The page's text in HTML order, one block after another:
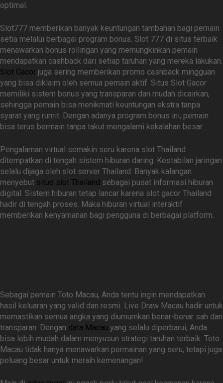
optimal.
Slot777 memberikan banyak keuntungan tambahan bagi pemain
setia melalui berbagai program bonus. Slot 777 di situs terbaik
menawarkan bonus rollingan yang memungkinkan pemain
mendapatkan cashback dari setiap taruhan yang mereka lakukan.
Slot Gacor juga sering memberikan promo cashback mingguan
yang bisa diklaim oleh semua pemain aktif. Situs Slot Gacor
memiliki sistem bonus yang transparan dan mudah dicairkan,
sehingga pemain bisa menikmati keuntungan ekstra tanpa
syarat yang rumit. Dengan adanya program bonus ini, pemain
bisa terus bermain tanpa takut mengalami kekalahan besar.
Pengalaman virtual semakin seru karena slot Thailand
ditempatkan di tengah sistem hiburan daring. Kestabilan jaringan
selalu dijaga oleh slot server Thailand. Banyak kalangan
menyebut situs slot Thailand sebagai pusat informasi hiburan
digital. Sistem hiburan tetap lancar karena slot gacor Thailand
hadir di tengah proses. Maka hiburan virtual interaktif
memberikan kenyamanan bagi pengguna di berbagai platform.
Sebagai pemain Toto Macau, Anda tentu ingin mendapatkan
hasil keluaran yang valid dan resmi. Live Draw Macau hadir untuk
memastikan semua angka yang diumumkan benar-benar sah dan
transparan. Dengan data Macau yang selalu diperbarui, Anda
bisa lebih mudah dalam menyusun strategi taruhan terbaik. Toto
Macau tidak hanya menawarkan permainan yang seru, tetapi juga
peluang besar untuk meraih kemenangan!